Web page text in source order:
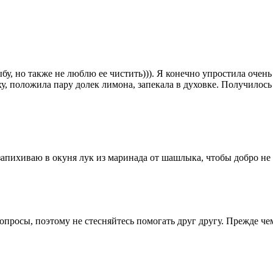
но также не люблю ее чистить))). Я конечно упростила очень
положила пару долек лимона, запекала в духовке.
в окуня лук из маринада от шашлыка, чтобы добро
поэтому не стесняйтесь помогать друг другу. Прежде